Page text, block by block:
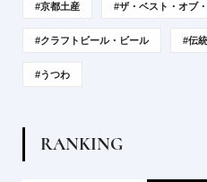
#京都土産 #ザ・ベスト・オブ
#クラフトビール・ビール #伝
#うつわ
RANKING